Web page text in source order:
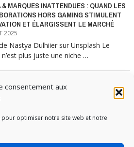
consentement aux
optimiser notre site web et notre
& MARQUES INATTENDUES : QUAND LES
HORS GAMING STIMULENT
ET ÉLARGISSENT LE MARCHÉ
2025
Nastya Dulhiier sur Unsplash Le
plus juste une niche …
MARQUES : ANATOMIE D’UNE
MARKETING GAGNANTE
files d’attente devant les